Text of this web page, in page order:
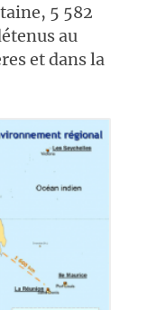
5 582
au
et dans la